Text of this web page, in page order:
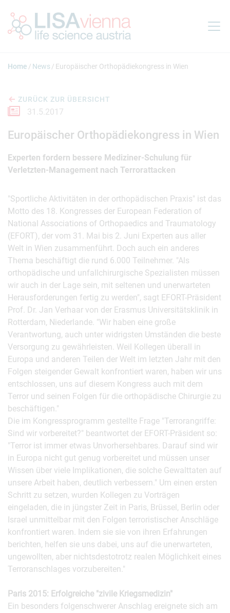
Home News Europäischer Orthopädiekongress in Wien
ZURÜCK ZUR ÜBERSICHT
31.5.2017
Europäischer Orthopädiekongress in Wien
Experten fordern bessere Mediziner-Schulung für
Verletzten-Management nach Terrorattacken
"Sportliche Aktivitäten in der orthopädischen Praxis" ist das
Motto des 18. Kongresses der European Federation of
National Associations of Orthopaedics and Traumatology
(EFORT), der vom 31. Mai bis 2. Juni Experten aus aller
Welt in Wien zusammenführt. Doch auch ein anderes
Thema beschäftigt die rund 6.000 Teilnehmer. "Als
orthopädische und unfallchirurgische Spezialisten müssen
wir auch in der Lage sein, mit seltenen und unerwarteten
Herausforderungen fertig zu werden", sagt EFORT-Präsident
Prof. Dr. Jan Verhaar von der Erasmus Universitätsklinik in
Rotterdam, Niederlande. "Wir haben eine große
Verantwortung, auch unter widrigsten Umständen die beste
Versorgung zu gewährleisten. Weil Kollegen überall in
Europa und anderen Teilen der Welt im letzten Jahr mit den
Folgen steigender Gewalt konfrontiert waren, haben wir uns
entschlossen, uns auf diesem Kongress auch mit dem
Terror und seinen Folgen für die orthopädische Chirurgie zu
beschäftigen."
Die im Kongressprogramm gestellte Frage "Terrorangriffe:
Sind wir vorbereitet?" beantwortet der EFORT-Präsident so:
"Terror ist immer etwas Unvorhersehbares. Darauf sind wir
in Europa nicht gut genug vorbereitet und müssen unser
Wissen über viele Implikationen, die solche Gewalttaten auf
unsere Arbeit haben, deutlich verbessern." Um einen ersten
Schritt zu setzen, wurden Kollegen zu Vorträgen
eingeladen, die in jüngster Zeit in Paris, Brüssel, Berlin oder
Israel unmittelbar mit den Folgen terroristischer Anschläge
konfrontiert waren. Indem sie sie von ihren Erfahrungen
berichten, helfen sie uns dabei, uns auf die unerwarteten,
ungewollten, aber nichtsdestotrotz realen Möglichkeit eines
Terroranschlages vorzubereiten."
Paris 2015: Erfolgreiche "zivile Kriegsmedizin"
Ein besonders folgenschwerer Anschlag ereignete sich am